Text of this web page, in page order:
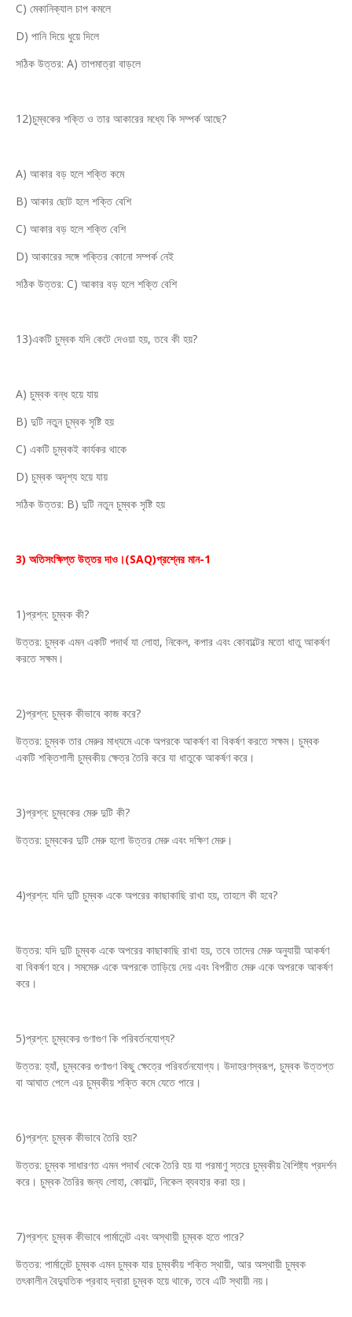
C) মেকানিক্যাল চাপ কমলে
D) পানি দিয়ে ধুয়ে দিলে
সঠিক উত্তর: A) তাপমাত্রা বাড়লে
12)চুম্বকের শক্তি ও তার আকারের মধ্যে কি সম্পর্ক আছে?
A) আকার বড় হলে শক্তি কমে
B) আকার ছোট হলে শক্তি বেশি
C) আকার বড় হলে শক্তি বেশি
D) আকারের সঙ্গে শক্তির কোনো সম্পর্ক নেই
সঠিক উত্তর: C) আকার বড় হলে শক্তি বেশি
13)একটি চুম্বক যদি কেটে দেওয়া হয়, তবে কী হয়?
A) চুম্বক বন্ধ হয়ে যায়
B) দুটি নতুন চুম্বক সৃষ্টি হয়
C) একটি চুম্বকই কার্যকর থাকে
D) চুম্বক অদৃশ্য হয়ে যায়
সঠিক উত্তর: B) দুটি নতুন চুম্বক সৃষ্টি হয়
3) অতিসংক্ষিপ্ত উত্তর দাও।(SAQ)প্রশ্নের মান-1
1)প্রশ্ন: চুম্বক কী?
উত্তর: চুম্বক এমন একটি পদার্থ যা লোহা, নিকেল, কপার এবং কোবাল্টের মতো ধাতু আকর্ষণ
করতে সক্ষম।
2)প্রশ্ন: চুম্বক কীভাবে কাজ করে?
উত্তর: চুম্বক তার মেরুর মাধ্যমে একে অপরকে আকর্ষণ বা বিকর্ষণ করতে সক্ষম। চুম্বক
একটি শক্তিশালী চুম্বকীয় ক্ষেত্র তৈরি করে যা ধাতুকে আকর্ষণ করে।
3)প্রশ্ন: চুম্বকের মেরু দুটি কী?
উত্তর: চুম্বকের দুটি মেরু হলো উত্তর মেরু এবং দক্ষিণ মেরু।
4)প্রশ্ন: যদি দুটি চুম্বক একে অপরের কাছাকাছি রাখা হয়, তাহলে কী হবে?
উত্তর: যদি দুটি চুম্বক একে অপরের কাছাকাছি রাখা হয়, তবে তাদের মেরু অনুযায়ী আকর্ষণ
বা বিকর্ষণ হবে। সমমেরু একে অপরকে তাড়িয়ে দেয় এবং বিপরীত মেরু একে অপরকে আকর্ষণ
করে।
5)প্রশ্ন: চুম্বকের গুণাগুণ কি পরিবর্তনযোগ্য?
উত্তর: হ্যাঁ, চুম্বকের গুণাগুণ কিছু ক্ষেত্রে পরিবর্তনযোগ্য। উদাহরণস্বরূপ, চুম্বক উত্তপ্ত
বা আঘাত পেলে এর চুম্বকীয় শক্তি কমে যেতে পারে।
6)প্রশ্ন: চুম্বক কীভাবে তৈরি হয়?
উত্তর: চুম্বক সাধারণত এমন পদার্থ থেকে তৈরি হয় যা পরমাণু স্তরে চুম্বকীয় বৈশিষ্ট্য প্রদর্শন
করে। চুম্বক তৈরির জন্য লোহা, কোবাল্ট, নিকেল ব্যবহার করা হয়।
7)প্রশ্ন: চুম্বক কীভাবে পার্মানেন্ট এবং অস্থায়ী চুম্বক হতে পারে?
উত্তর: পার্মানেন্ট চুম্বক এমন চুম্বক যার চুম্বকীয় শক্তি স্থায়ী, আর অস্থায়ী চুম্বক
তৎকালীন বৈদ্যুতিক প্রবাহ দ্বারা চুম্বক হয়ে থাকে, তবে এটি স্থায়ী নয়।